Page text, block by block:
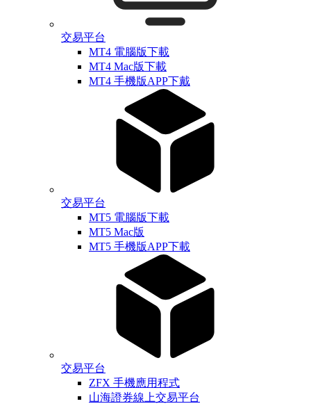
交易平台
MT4 電腦版下載
MT4 Mac版下載
MT4 手機版APP下戴
交易平台
MT5 電腦版下載
MT5 Mac版
MT5 手機版APP下載
交易平台
ZFX 手機應用程式
山海證券線上交易平台